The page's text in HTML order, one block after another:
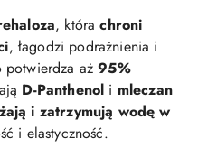
, którachroni
, łagodzi podrażnienia i
potwierdza aż95%
D-Panthenol i mleczan
i zatrzymują wodę w
i elastyczność.